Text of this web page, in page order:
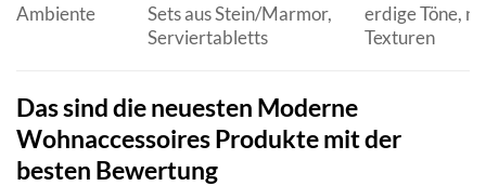
Ambiente
Sets aus Stein/Marmor,
Serviertabletts
erdige Töne,
Texturen
Das sind die neuesten Moderne
Wohnaccessoires Produkte mit der
besten Bewertung